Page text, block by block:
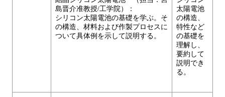
島晋介准教授/工学院）：
シリコン太陽電池の基礎を学ぶ。そ
の構造、材料および作製プロセスに
ついて具体例を示して説明する。
太陽電池
の構造、
特性など
の基礎を
理解し、
要約して
説明でき
る。